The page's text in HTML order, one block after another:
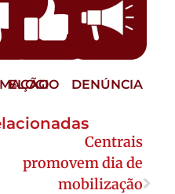
ELOGIO DENÚNCIA
Centrais
promovem dia de
mobilização